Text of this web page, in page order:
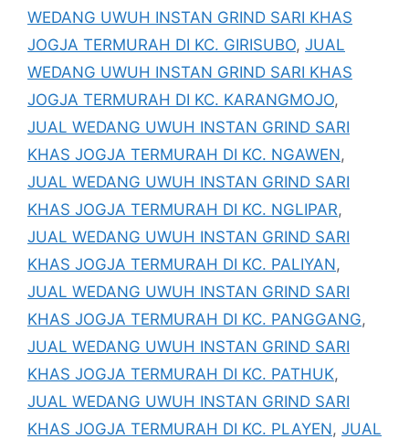
WEDANG UWUH INSTAN GRIND SARI KHAS
JOGJA TERMURAH DI KC. GIRISUBO, JUAL
WEDANG UWUH INSTAN GRIND SARI KHAS
JOGJA TERMURAH DI KC. KARANGMOJO,
JUAL WEDANG UWUH INSTAN GRIND SARI
KHAS JOGJA TERMURAH DI KC. NGAWEN,
JUAL WEDANG UWUH INSTAN GRIND SARI
KHAS JOGJA TERMURAH DI KC. NGLIPAR,
JUAL WEDANG UWUH INSTAN GRIND SARI
KHAS JOGJA TERMURAH DI KC. PALIYAN,
JUAL WEDANG UWUH INSTAN GRIND SARI
KHAS JOGJA TERMURAH DI KC. PANGGANG,
JUAL WEDANG UWUH INSTAN GRIND SARI
KHAS JOGJA TERMURAH DI KC. PATHUK,
JUAL WEDANG UWUH INSTAN GRIND SARI
KHAS JOGJA TERMURAH DI KC. PLAYEN, JUAL